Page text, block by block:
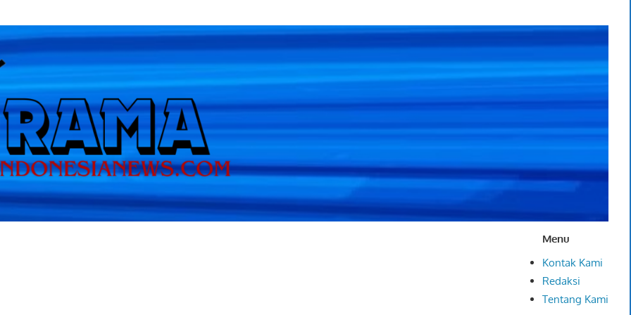
Menu
Kontak Kami
Redaksi
Tentang Kami